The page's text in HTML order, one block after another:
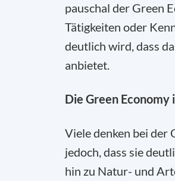
pauschal der Green
Tätigkeiten oder
deutlich wird, dass
anbietet.
Die Green Economy
Viele denken bei der
jedoch, dass sie
hin zu Natur- und